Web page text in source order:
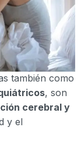
también como
, son
cerebral y
y el